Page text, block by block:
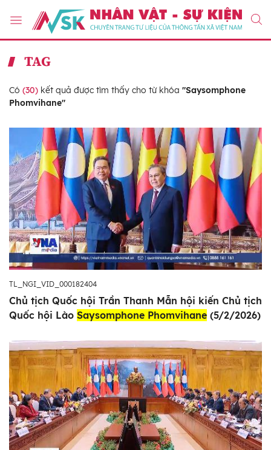
TAG
Có (30) kết quả được tìm thấy cho từ khóa "Saysomphone
Phomvihane"
TL_NGI_VID_000182404
Chủ tịch Quốc hội Trần Thanh Mẫn hội kiến Chủ tịch
Quốc hội Lào Saysomphone Phomvihane (5/2/2026)